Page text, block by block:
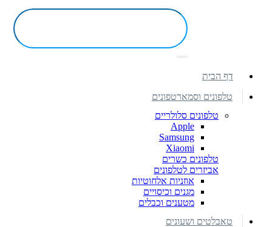
דף הבית
טלפונים וסמארטפונים
טלפונים סלולריים
Apple
Samsung
Xiaomi
טלפונים כשרים
אביזרים לטלפונים
אוזניות אלחוטיות
מגנים וכיסויים
מטענים וכבלים
טאבלטים ושעונים